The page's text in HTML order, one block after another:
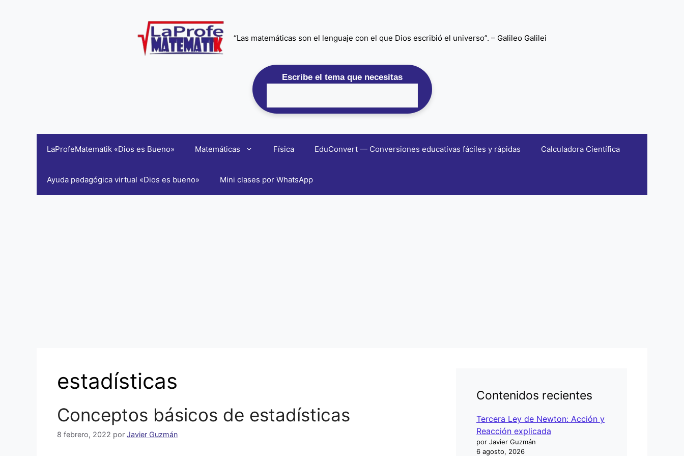
“Las matemáticas son el lenguaje con el que Dios escribió el universo”. – Galileo Galilei
Escribe el tema que necesitas
LaProfeMatematik «Dios es Bueno» Matemáticas Física EduConvert — Conversiones educativas fáciles y rápidas Calculadora Científica
Ayuda pedagógica virtual «Dios es bueno» Mini clases por WhatsApp
estadísticas
Conceptos básicos de estadísticas
8 febrero, 2022 por Javier Guzmán
Contenidos recientes
Tercera Ley de Newton: Acción y
Reacción explicada
por Javier Guzmán
6 agosto, 2026